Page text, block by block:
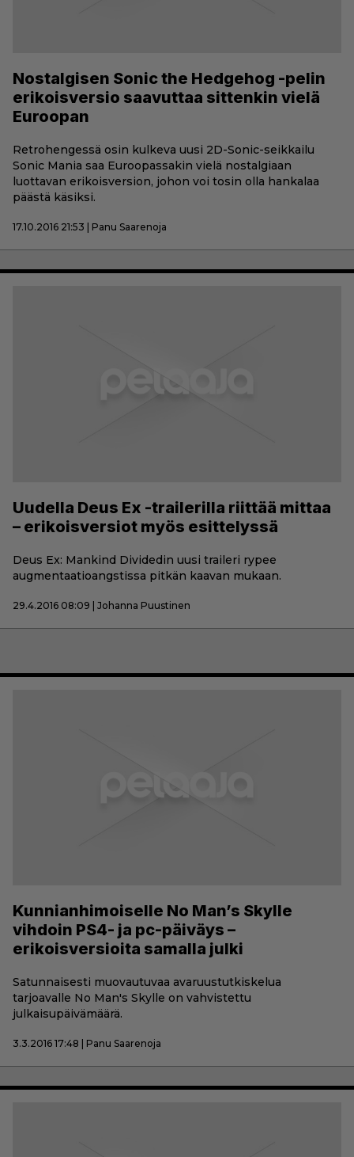
Nostalgisen Sonic the Hedgehog -pelin
erikoisversio saavuttaa sittenkin vielä
Euroopan
Retrohengessä osin kulkeva uusi 2D-Sonic-seikkailu
Sonic Mania saa Euroopassakin vielä nostalgiaan
luottavan erikoisversion, johon voi tosin olla hankalaa
päästä käsiksi.
17.10.2016 21:53 | Panu Saarenoja
Uudella Deus Ex -trailerilla riittää mittaa
– erikoisversiot myös esittelyssä
Deus Ex: Mankind Dividedin uusi traileri rypee
augmentaatioangstissa pitkän kaavan mukaan.
29.4.2016 08:09 | Johanna Puustinen
Kunnianhimoiselle No Man’s Skylle
vihdoin PS4- ja pc-päiväys –
erikoisversioita samalla julki
Satunnaisesti muovautuvaa avaruustutkiskelua
tarjoavalle No Man's Skylle on vahvistettu
julkaisupäivämäärä.
3.3.2016 17:48 | Panu Saarenoja